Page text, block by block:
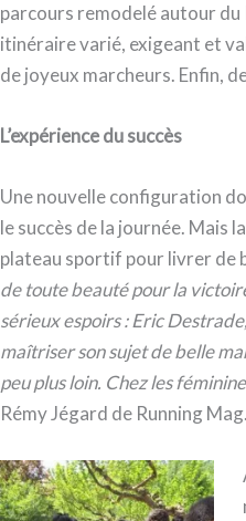
parcours remodelé autour du
itinéraire varié, exigeant et
de joyeux marcheurs. Enfin,
L’expérience du succès
Une nouvelle configuration
le succès de la journée. Mais
plateau sportif pour livrer de
de toute beauté pour la
sérieux espoirs : Eric
maîtriser son sujet de belle
peu plus loin. Chez les
Rémy Jégard de Running Mag.